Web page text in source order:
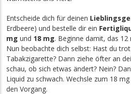
Entscheide dich für deinen
Erdbeere) und bestelle dir ein
mg und 18 mg. Beginne damit, das
Nun beobachte dich selbst: Hast du
Tabakzigarette? Dann ziehe öfter an
schau, ob sich etwas ändert? Nein?
Liquid zu schwach. Wechsle zum 18
den Vorgang.